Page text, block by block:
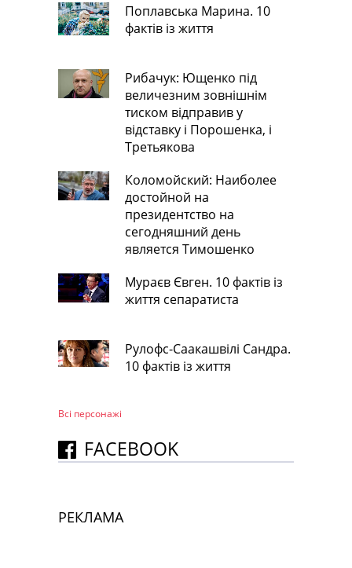
Поплавська Марина. 10
фактів із життя
Рибачук: Ющенко під
величезним зовнішнім
тиском відправив у
відставку і Порошенка, і
Третьякова
Коломойский: Наиболее
достойной на
президентство на
сегодняшний день
является Тимошенко
Мураєв Євген. 10 фактів із
життя сепаратиста
Рулофс-Саакашвілі Сандра.
10 фактів із життя
Всі персонажi
FACEBOOK
РЕКЛАМА